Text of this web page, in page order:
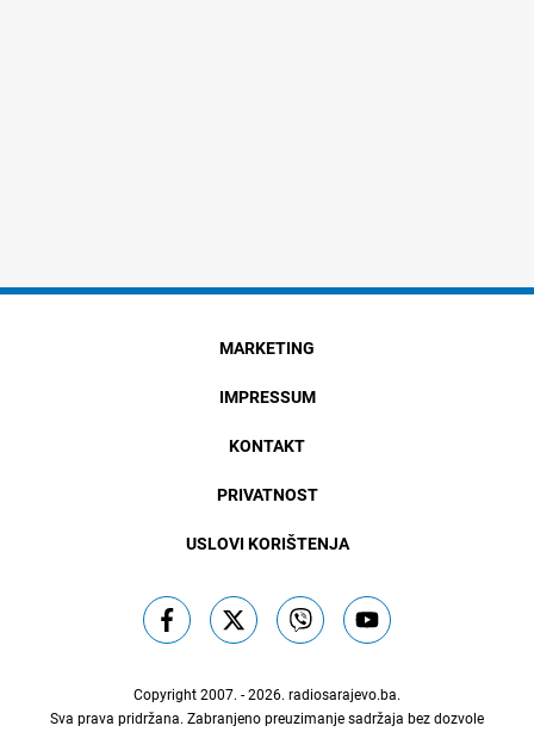
MARKETING
IMPRESSUM
KONTAKT
PRIVATNOST
USLOVI KORIŠTENJA
Copyright 2007. - 2026. radiosarajevo.ba.
Sva prava pridržana. Zabranjeno preuzimanje sadržaja bez dozvole